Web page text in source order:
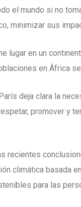
el mundo si no
minimizar sus
lugar en un
en África
deja clara la
promover y
recientes
climática basada
para las